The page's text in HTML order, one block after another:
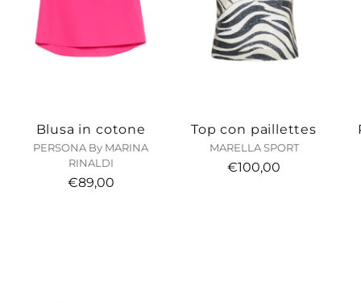
Blusa in cotone
PERSONA By MARINA
RINALDI
€89,00
Top con paillettes
MARELLA SPORT
€100,00